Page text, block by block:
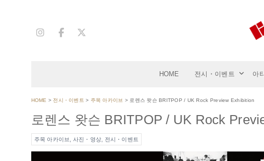
HOME 전시・이벤트 아
HOME > 전시・이벤트 > 주목 아카이브 > 로렌스 왓슨 BRITPOP / UK Rock Preview Exhibition
로렌스 왓슨 BRITPOP / UK Rock
주목 아카이브 사진・영상 전시・이벤트